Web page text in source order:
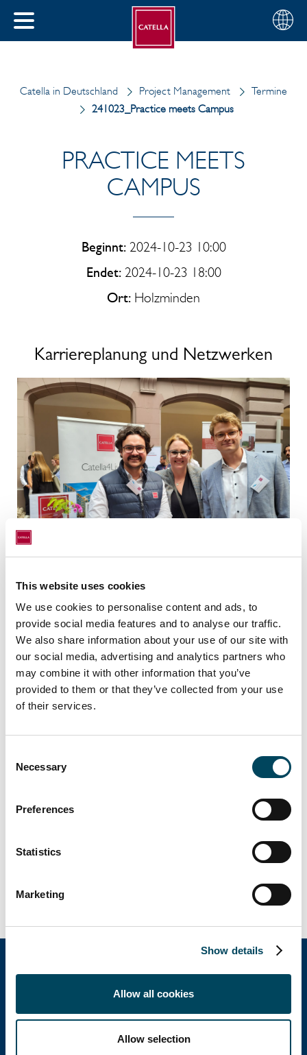
This website uses cookies
We use cookies to personalise content and ads, to
provide social media features and to analyse our traffic.
We also share information about your use of our site with
our social media, advertising and analytics partners who
may combine it with other information that you’ve
provided to them or that they’ve collected from your use
of their services.
Selection
Necessary
Preferences
Statistics
Marketing
Show details
Allow all cookies
Allow selection
SCHLIESSEN
Wählen
Sie
Deutsch
Catella in Deutschland Project Management
Termine
241023_Practice meets Campus
PRACTICE MEETS
CAMPUS
Beginnt:2024-10-23 10:00
Endet:2024-10-23 18:00
Ort: Holzminden
Karriereplanung und Netzwerken
Practice meets Campus ist das Karriere-
Event der immobilienwirtschaftlichen
Studiengänge in Holzminden, das
Studierende und Unternehmen aus ganz
Deutschland zusammenbringt.
Einmal im Jahr treffen sich - unter Leitung
Studierende, um Kontakte zu knüpfen und
Catella ist auch in diesem Jahr wieder mit
Catella Group
Catella gehört zu den führenden Spezialisten im